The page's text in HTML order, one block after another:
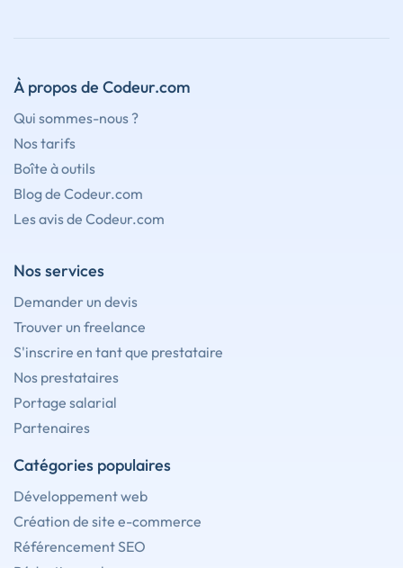
À propos de Codeur.com
Qui sommes-nous ?
Nos tarifs
Boîte à outils
Blog de Codeur.com
Les avis de Codeur.com
Nos services
Demander un devis
Trouver un freelance
S'inscrire en tant que prestataire
Nos prestataires
Portage salarial
Partenaires
Catégories populaires
Développement web
Création de site e-commerce
Référencement SEO